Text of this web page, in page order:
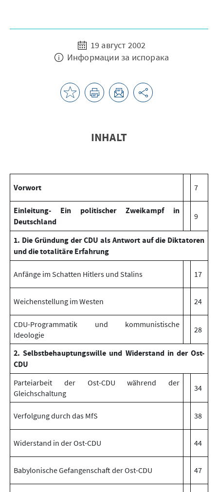
19 август 2002
Информации за испорака
INHALT
Vorwort 7
Einleitung- Ein politischer Zweikampf in
Deutschland
9
1. Die Gründung der CDU als Antwort auf die Diktatoren
und die totalitäre Erfahrung
Anfänge im Schatten Hitlers und Stalins 17
Weichenstellung im Westen 24
CDU-Programmatik und kommunistische
Ideologie
28
2. Selbstbehauptungswille und Widerstand in der Ost-
CDU
Parteiarbeit der Ost-CDU während der
Gleichschaltung
34
Verfolgung durch das MfS 38
Widerstand in der Ost-CDU 44
Babylonische Gefangenschaft der Ost-CDU 47